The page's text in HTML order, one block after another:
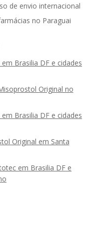
de envio internacional
no Paraguai
Brasilia DF e cidades
Original no
Brasilia DF e cidades
Original em Santa
em Brasilia DF e